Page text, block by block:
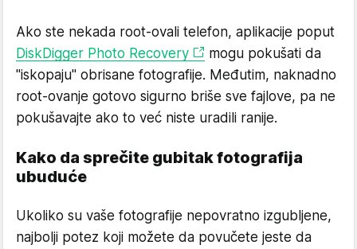
Ako ste nekada root-ovali telefon, aplikacije poput
DiskDigger Photo Recovery
mogu pokušati da
"iskopaju" obrisane fotografije. Međutim, naknadno
root-ovanje gotovo sigurno briše sve fajlove, pa ne
pokušavajte ako to već niste uradili ranije.
Kako da sprečite gubitak fotografija
ubuduće
Ukoliko su vaše fotografije nepovratno izgubljene,
najbolji potez koji možete da povučete jeste da